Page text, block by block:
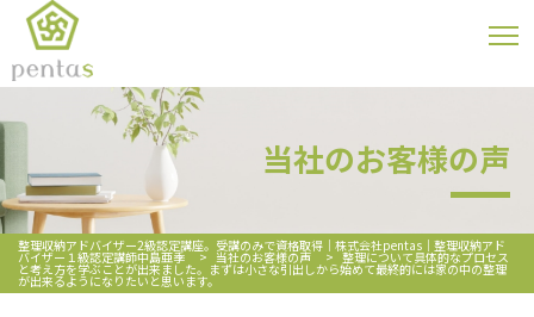
当社のお客様の声
整理収納アドバイザー2級認定講座。受講のみで資格取得｜株式会社pentas｜整理収納アド
バイザー１級認定講師中島亜季 > 当社のお客様の声 > 整理について具体的なプロセス
と考え方を学ぶことが出来ました。まずは小さな引出しから始めて最終的には家の中の整理
が出来るようになりたいと思います。